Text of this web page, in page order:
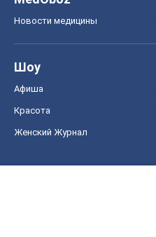
Новости медицины
Шоу
Афиша
Красота
Женский Журнал